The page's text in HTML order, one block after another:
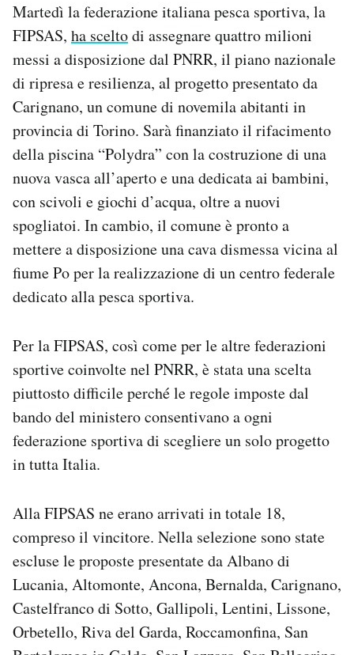
AREA PERSONALE
Newsletter
Notifiche mobile
Regala il Post
Hai bisogno di aiuto?
Esci
Martedì la federazione italiana pesca sportiva, la
FIPSAS, ha sceltodi assegnare quattro milioni
messi a disposizione dal PNRR, il piano nazionale
di ripresa e resilienza, al progetto presentato da
Carignano, un comune di novemila abitanti in
provincia di Torino. Sarà finanziato il rifacimento
della piscina “Polydra” con la costruzione di una
nuova vasca all’aperto e una dedicata ai bambini,
con scivoli e giochi d’acqua, oltre a nuovi
spogliatoi. In cambio, il comune è pronto a
mettere a disposizione una cava dismessa vicina al
fiume Po per la realizzazione di un centro federale
dedicato alla pesca sportiva.
Per la FIPSAS, così come per le altre federazioni
sportive coinvolte nel PNRR, è stata una scelta
piuttosto difficile perché le regole imposte dal
bando del ministero consentivano a ogni
federazione sportiva di scegliere un solo progetto
in tutta Italia.
Alla FIPSAS ne erano arrivati in totale 18,
compreso il vincitore. Nella selezione sono state
escluse le proposte presentate da Albano di
Lucania, Altomonte, Ancona, Bernalda, Carignano,
Castelfranco di Sotto, Gallipoli, Lentini, Lissone,
Orbetello, Riva del Garda, Roccamonfina, San